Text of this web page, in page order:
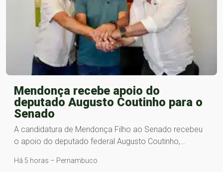
Mendonça recebe apoio do
deputado Augusto Coutinho para o
Senado
A candidatura de Mendonça Filho ao Senado recebeu
o apoio do deputado federal Augusto Coutinho,…
Há 5 horas – Pernambuco